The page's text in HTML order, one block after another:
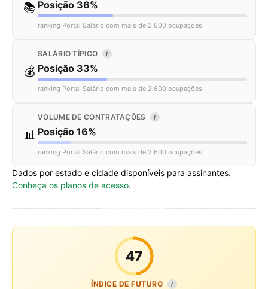
📚 Posição 36%
ranking Portal Salário com mais de 2.600 ocupações
💰
SALÁRIO TÍPICO I
Posição 33%
ranking Portal Salário com mais de 2.600 ocupações
📊
VOLUME DE CONTRATAÇÕES I
Posição 16%
ranking Portal Salário com mais de 2.600 ocupações
Dados por estado e cidade disponíveis para assinantes.
Conheça os planos de acesso.
47
ÍNDICE DE FUTURO I